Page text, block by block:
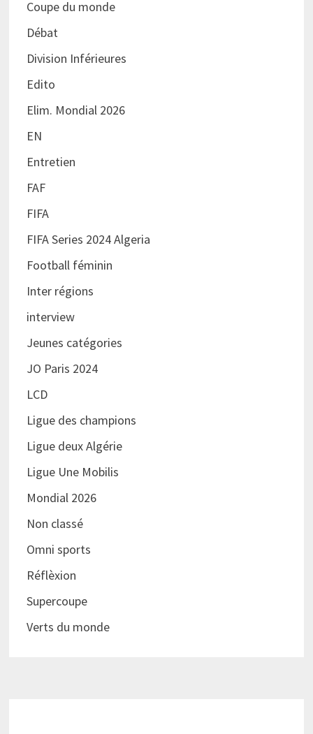
Coupe du monde
Débat
Division Inférieures
Edito
Elim. Mondial 2026
EN
Entretien
FAF
FIFA
FIFA Series 2024 Algeria
Football féminin
Inter régions
interview
Jeunes catégories
JO Paris 2024
LCD
Ligue des champions
Ligue deux Algérie
Ligue Une Mobilis
Mondial 2026
Non classé
Omni sports
Réflèxion
Supercoupe
Verts du monde